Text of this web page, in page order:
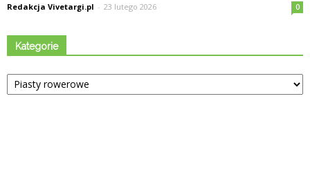
Redakcja Vivetargi.pl - 23 lutego 2026 0
Kategorie
Kategorie